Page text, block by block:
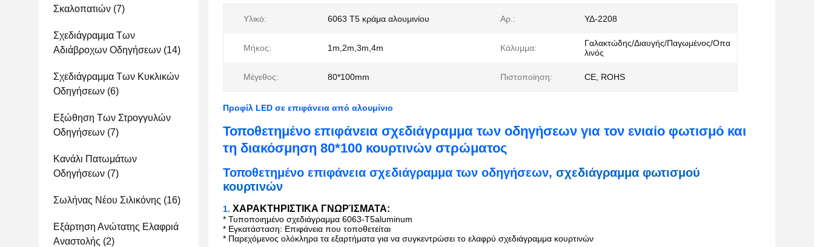
Σκαλοπατιών (7)
Σχεδιάγραμμα Των
Αδιάβροχων Οδηγήσεων (14)
Σχεδιάγραμμα Των Κυκλικών
Οδηγήσεων (6)
Εξώθηση Των Στρογγυλών
Οδηγήσεων (7)
Κανάλι Πατωμάτων
Οδηγήσεων (7)
Σωλήνας Νέου Σιλικόνης (16)
Εξάρτηση Ανώτατης Ελαφριά
Αναστολής (2)
Υλικό: 6063 T5 κράμα αλουμινίου Αρ.: ΥΔ-2208
Μήκος: 1m,2m,3m,4m Κάλυμμα:
Γαλακτώδης/Διαυγής/Παγωμένος/Οπα
λινός
Μέγεθος: 80*100mm Πιστοποίηση: CE, ROHS
Προφίλ LED σε επιφάνεια από αλουμίνιο
Τοποθετημένο επιφάνεια σχεδιάγραμμα των οδηγήσεων για τον ενιαίο φωτισμό και
τη διακόσμηση 80*100 κουρτινών στρώματος
Τοποθετημένο επιφάνεια σχεδιάγραμμα των οδηγήσεων, σχεδιάγραμμα φωτισμού
κουρτινών
1. ΧΑΡΑΚΤΗΡΙΣΤΙΚΑ ΓΝΩΡΊΣΜΑΤΑ:
* Τυποποιημένο σχεδιάγραμμα 6063-T5aluminum
* Εγκατάσταση: Επιφάνεια που τοποθετείται
* Παρεχόμενος ολόκληρα τα εξαρτήματα για να συγκεντρώσει το ελαφρύ σχεδιάγραμμα κουρτινών